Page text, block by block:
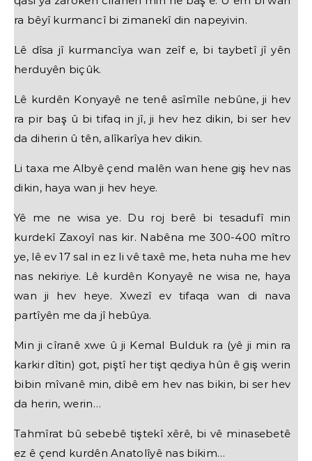
ra bêyî kurmancî bi zimanekî din napeyivin.
Lê dîsa jî kurmancîya wan zeîf e, bi taybetî jî yên
herduyên biçûk.
Lê kurdên Konyayê ne tenê asîmîle nebûne, ji hev
ra pir baş û bi tifaq in jî, ji hev hez dikin, bi ser hev
da diherin û tên, alîkarîya hev dikin.
Li taxa me Albyê çend malên wan hene giş hev nas
dikin, haya wan ji hev heye.
Yê me ne wisa ye. Du roj berê bi tesadufî min
kurdekî Zaxoyî nas kir. Nabêna me 300-400 mîtro
ye, lê ev 17 sal in ez li vê taxê me, heta nuha me hev
nas nekiriye. Lê kurdên Konyayê ne wisa ne, haya
wan ji hev heye. Xwezî ev tifaqa wan di nava
partîyên me da jî hebûya.
Min ji cîranê xwe û ji Kemal Bulduk ra (yê ji min ra
karkir dîtin) got, piştî her tişt qediya hûn ê giş werin
bibin mîvanê min, dibê em hev nas bikin, bi ser hev
da herin, werin…
Tahmîrat bû sebebê tiştekî xêrê, bi vê minasebetê
ez ê çend kurdên Anatolîyê nas bikim…